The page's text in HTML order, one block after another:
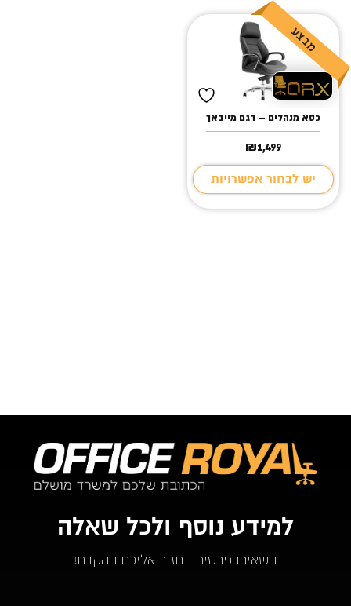
כסא מנהלים – דגם מייבאך
₪1,499
יש לבחור אפשרויות
למידע נוסף ולכל שאלה
השאירו פרטים ונחזור אליכם בהקדם!